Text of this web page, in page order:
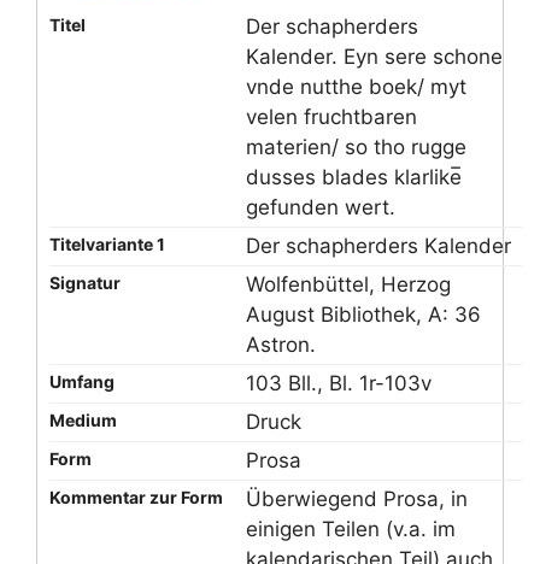
Titel
Der schapherders
Kalender. Eyn sere schone
vnde nutthe boek/ myt
velen fruchtbaren
materien/ so tho rugge
dusses blades klarlike̅
gefunden wert.
Titelvariante 1 Der schapherders Kalender
Signatur
Wolfenbüttel, Herzog
August Bibliothek, A: 36
Astron.
Umfang 103 Bll., Bl. 1r-103v
Medium Druck
Form Prosa
Kommentar zur Form
Überwiegend Prosa, in
einigen Teilen (v.a. im